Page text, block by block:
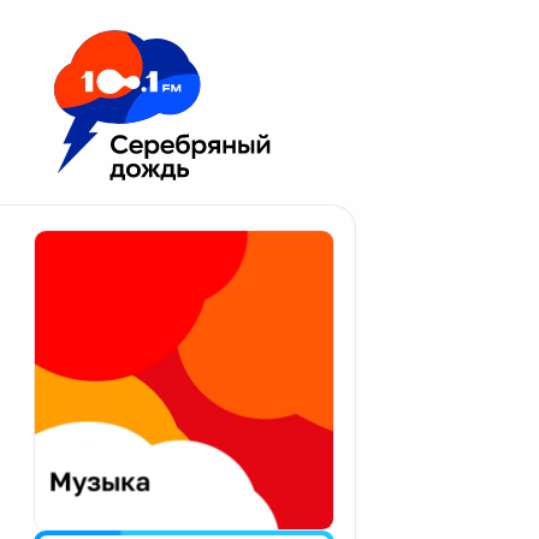
Москва 100.1 FM
Апатиты
Екатеринбург
Калининград
Калуга